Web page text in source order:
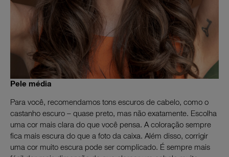
Pele média
Para você, recomendamos tons escuros de cabelo, como o
castanho escuro – quase preto, mas não exatamente. Escolha
uma cor mais clara do que você pensa. A coloração sempre
fica mais escura do que a foto da caixa. Além disso, corrigir
uma cor muito escura pode ser complicado. É sempre mais